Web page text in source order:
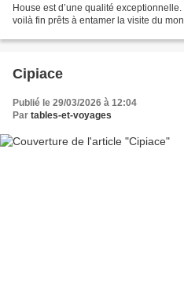
House est d’une qualité
voilà fin prêts à entamer la visite du
Cipiace
Publié le 29/03/2026 à 12:04
Par tables-et-voyages